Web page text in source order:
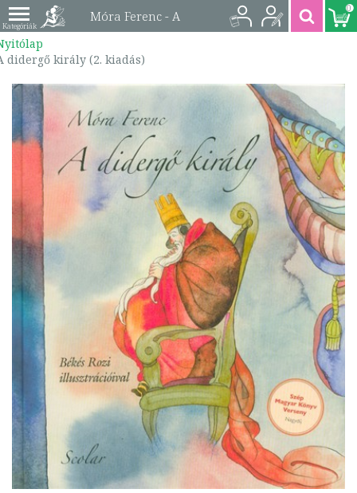
Móra Ferenc - A
kiadás) |
9789632449326
0
didergő király (2. kiadás)